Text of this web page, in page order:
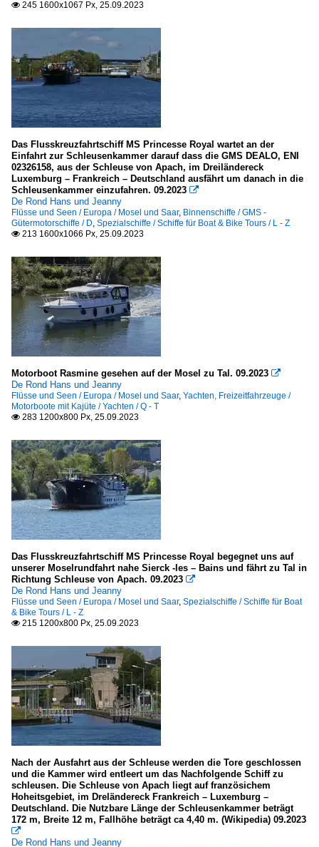
 245 1600x1067 Px, 25.09.2023
Das Flusskreuzfahrtschiff MS Princesse Royal wartet an der
Einfahrt zur Schleusenkammer darauf dass die GMS DEALO, ENI
02326158, aus der Schleuse von Apach, im Dreiländereck
Luxemburg – Frankreich – Deutschland ausfährt um danach in die
Schleusenkammer einzufahren. 09.2023 
De Rond Hans und Jeanny
Flüsse und Seen / Europa / Mosel und Saar, Binnenschiffe / GMS -
Gütermotorschiffe / D, Spezialschiffe / Schiffe für Boat & Bike Tours / L - Z
 213 1600x1066 Px, 25.09.2023
Motorboot Rasmine gesehen auf der Mosel zu Tal. 09.2023 
De Rond Hans und Jeanny
Flüsse und Seen / Europa / Mosel und Saar, Yachten, Freizeitfahrzeuge /
Motorboote mit Kajüte / Yachten / Q - T
 283 1200x800 Px, 25.09.2023
Das Flusskreuzfahrtschiff MS Princesse Royal begegnet uns auf
unserer Moselrundfahrt nahe Sierck -les – Bains und fährt zu Tal in
Richtung Schleuse von Apach. 09.2023 
De Rond Hans und Jeanny
Flüsse und Seen / Europa / Mosel und Saar, Spezialschiffe / Schiffe für Boat
& Bike Tours / L - Z
 215 1200x800 Px, 25.09.2023
Nach der Ausfahrt aus der Schleuse werden die Tore geschlossen
und die Kammer wird entleert um das Nachfolgende Schiff zu
schleusen. Die Schleuse von Apach liegt auf französichem
Hoheitsgebiet, im Dreländereck Frankreich – Luxemburg –
Deutschland. Die Nutzbare Länge der Schleusenkammer beträgt
172 m, Breite 12 m, Fallhöhe beträgt ca 4,40 m. (Wikipedia) 09.2023

De Rond Hans und Jeanny